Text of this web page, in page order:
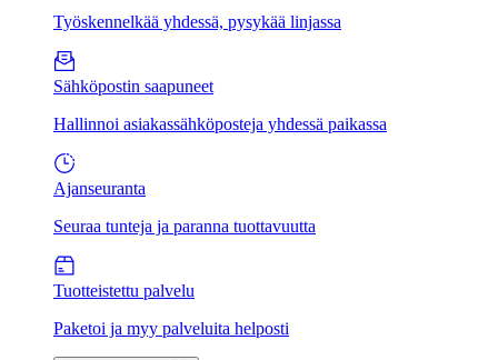
Työskennelkää yhdessä, pysykää linjassa
Sähköpostin saapuneet
Hallinnoi asiakassähköposteja yhdessä paikassa
Ajanseuranta
Seuraa tunteja ja paranna tuottavuutta
Tuotteistettu palvelu
Paketoi ja myy palveluita helposti